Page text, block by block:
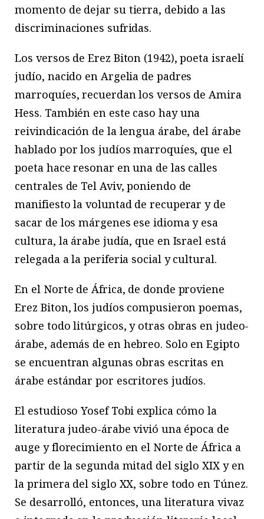
momento de dejar su tierra, debido a las
discriminaciones sufridas.
Los versos de Erez Biton (1942), poeta israelí
judío, nacido en Argelia de padres
marroquíes, recuerdan los versos de Amira
Hess. También en este caso hay una
reivindicación de la lengua árabe, del árabe
hablado por los judíos marroquíes, que el
poeta hace resonar en una de las calles
centrales de Tel Aviv, poniendo de
manifiesto la voluntad de recuperar y de
sacar de los márgenes ese idioma y esa
cultura, la árabe judía, que en Israel está
relegada a la periferia social y cultural.
En el Norte de África, de donde proviene
Erez Biton, los judíos compusieron poemas,
sobre todo litúrgicos, y otras obras en judeo-
árabe, además de en hebreo. Solo en Egipto
se encuentran algunas obras escritas en
árabe estándar por escritores judíos.
El estudioso Yosef Tobi explica cómo la
literatura judeo-árabe vivió una época de
auge y florecimiento en el Norte de África a
partir de la segunda mitad del siglo XIX y en
la primera del siglo XX, sobre todo en Túnez.
Se desarrolló, entonces, una literatura vivaz